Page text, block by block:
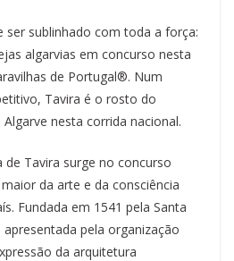
ser sublinhado com toda a força:
algarvias em concurso nesta
de Portugal®. Num
Tavira é o rosto do
nesta corrida nacional.
de Tavira surge no concurso
da arte e da consciência
Fundada em 1541 pela Santa
pela organização
da arquitetura